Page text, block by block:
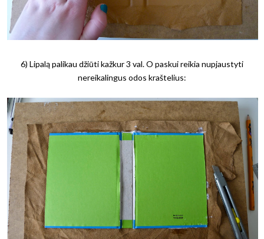
6) Lipalą palikau džiūti kažkur 3 val. O paskui reikia nupjaustyti
nereikalingus odos kraštelius: